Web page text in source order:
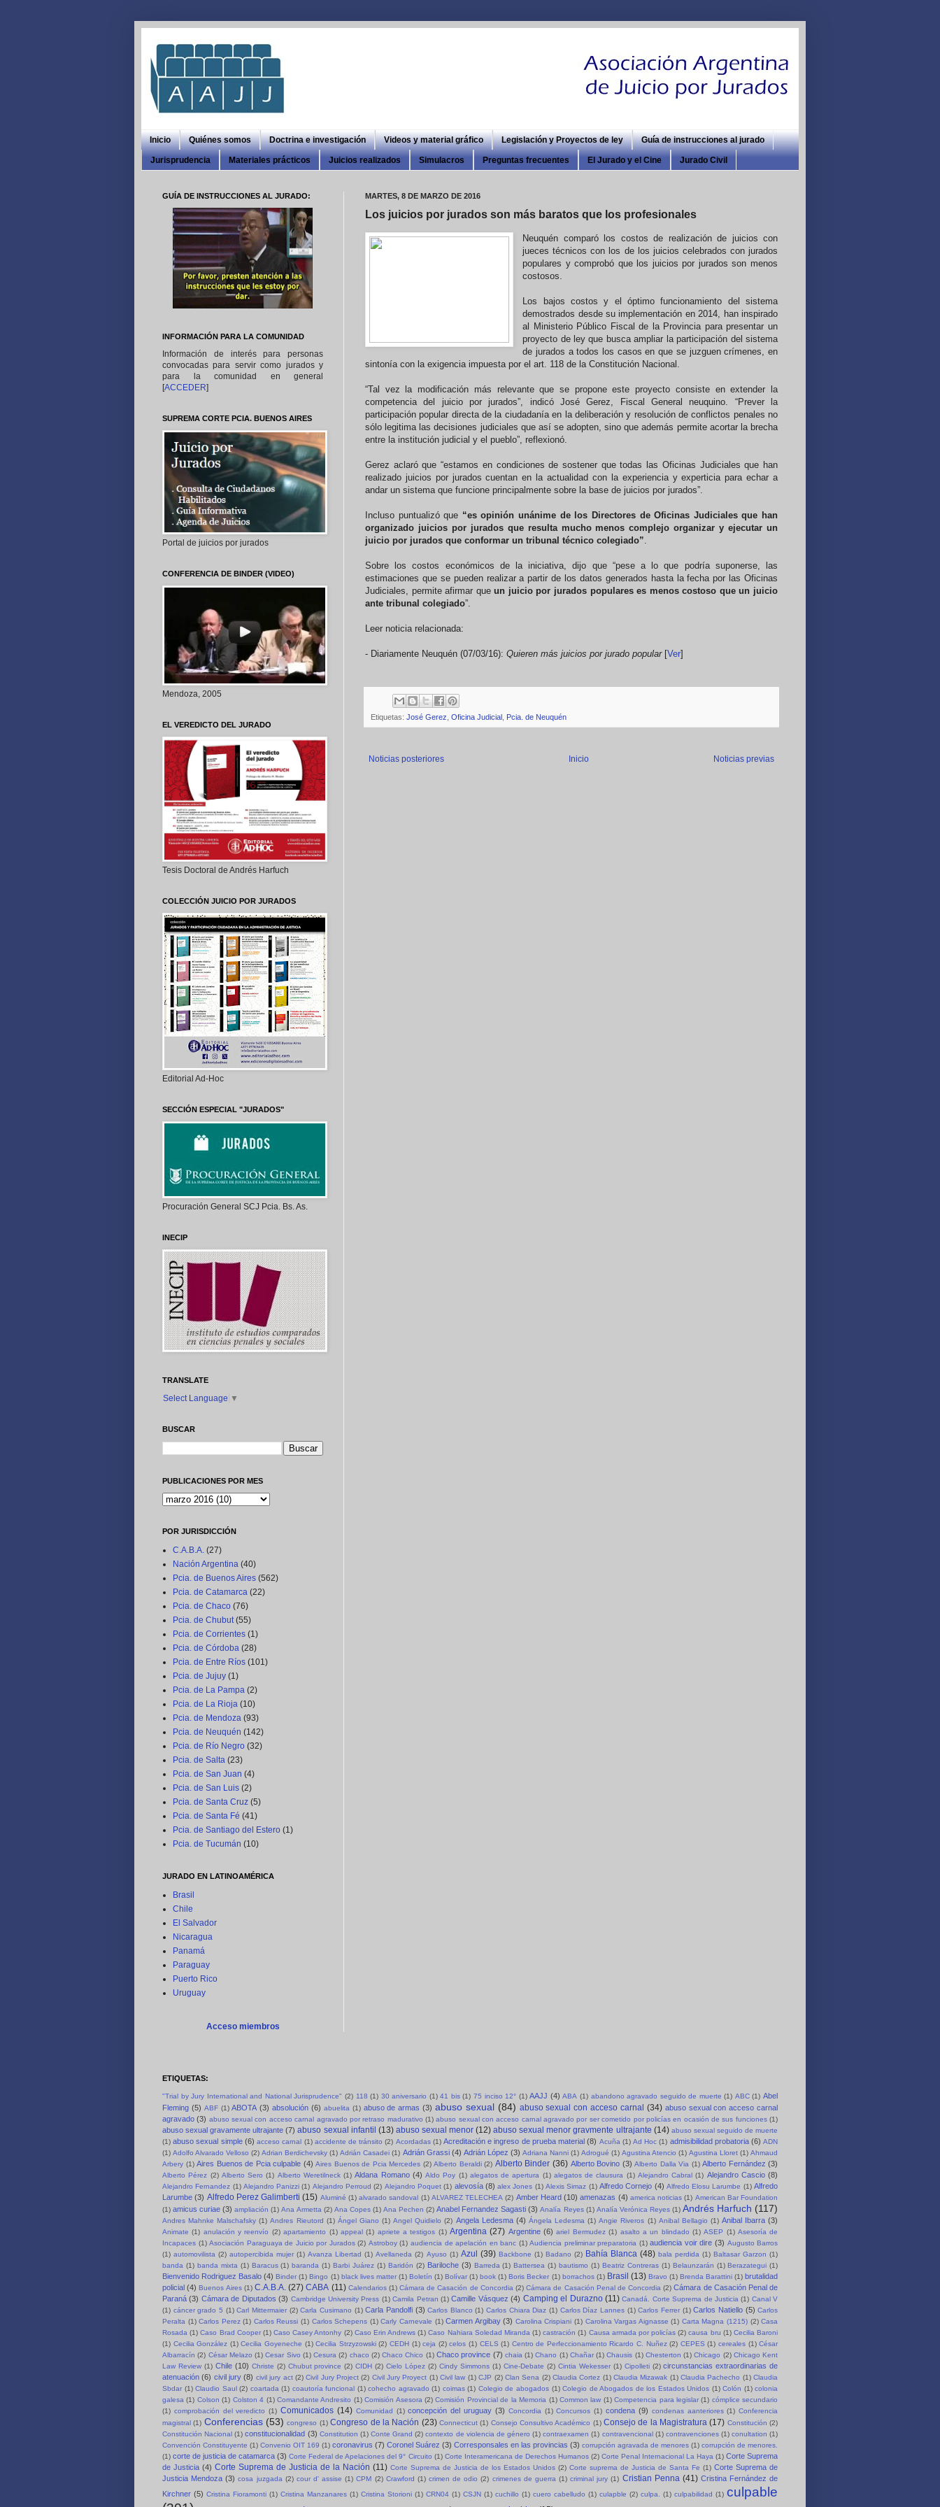
Inicio Quiénes somos Doctrina e investigación Videos y material gráfico Legislación y Proyectos de ley Guía de instrucciones al jurado
Jurisprudencia Materiales prácticos Juicios realizados Simulacros Preguntas frecuentes El Jurado y el Cine Jurado Civil
MARTES, 8 DE MARZO DE 2016
Los juicios por jurados son más baratos que los profesionales
Neuquén comparó los costos de realización de juicios con
jueces técnicos con los de los juicios celebrados con jurados
populares y comprobó que los juicios por jurados son menos
costosos.
Los bajos costos y el óptimo funcionamiento del sistema
demostrados desde su implementación en 2014, han inspirado
al Ministerio Público Fiscal de la Provincia para presentar un
proyecto de ley que busca ampliar la participación del sistema
de jurados a todos los casos en que se juzguen crímenes, en
sintonía con la exigencia impuesta por el art. 118 de la Constitución Nacional.
“Tal vez la modificación más relevante que se propone este proyecto consiste en extender la
competencia del juicio por jurados”, indicó José Gerez, Fiscal General neuquino. “Prever la
participación popular directa de la ciudadanía en la deliberación y resolución de conflictos penales no
sólo legitima las decisiones judiciales que así se adopten, sino que además permite acortar la brecha
entre la institución judicial y el pueblo”, reflexionó.
Gerez aclaró que “estamos en condiciones de sostener que todas las Oficinas Judiciales que han
realizado juicios por jurados cuentan en la actualidad con la experiencia y experticia para echar a
andar un sistema que funcione principalmente sobre la base de juicios por jurados”.
Incluso puntualizó que “es opinión unánime de los Directores de Oficinas Judiciales que han
organizado juicios por jurados que resulta mucho menos complejo organizar y ejecutar un
juicio por jurados que conformar un tribunal técnico colegiado”
Sobre los costos económicos de la iniciativa, dijo que “pese a lo que podría suponerse, las
estimaciones que se pueden realizar a partir de los datos generados hasta la fecha por las Oficinas
Judiciales, permite afirmar queun juicio por jurados populares es menos costoso que un juicio
ante tribunal colegiado”.
Leer noticia relacionada:
- Diariamente Neuquén (07/03/16): Quieren más juicios por jurado popular[Ver]
Etiquetas: José Gerez Oficina Judicial Pcia. de Neuquén
Noticias posteriores Noticias previas
Inicio
GUÍA DE INSTRUCCIONES AL JURADO:
INFORMACIÓN PARA LA COMUNIDAD
Información de interés para personas
convocadas para servir como jurados y
para la comunidad en general
[ACCEDER]
SUPREMA CORTE PCIA. BUENOS AIRES
Portal de juicios por jurados
CONFERENCIA DE BINDER (VIDEO)
Mendoza, 2005
EL VEREDICTO DEL JURADO
Tesis Doctoral de Andrés Harfuch
COLECCIÓN JUICIO POR JURADOS
Editorial Ad-Hoc
SECCIÓN ESPECIAL "JURADOS"
Procuración General SCJ Pcia. Bs. As.
INECIP
TRANSLATE
Select Language ▼
BUSCAR
PUBLICACIONES POR MES
POR JURISDICCIÓN
C.A.B.A. (27)
Nación Argentina (40)
Pcia. de Buenos Aires (562)
Pcia. de Catamarca (22)
Pcia. de Chaco (76)
Pcia. de Chubut (55)
Pcia. de Corrientes (1)
Pcia. de Córdoba (28)
Pcia. de Entre Ríos (101)
Pcia. de Jujuy (1)
Pcia. de La Pampa (2)
Pcia. de La Rioja (10)
Pcia. de Mendoza (93)
Pcia. de Neuquén (142)
Pcia. de Río Negro (32)
Pcia. de Salta (23)
Pcia. de San Juan (4)
Pcia. de San Luis (2)
Pcia. de Santa Cruz (5)
Pcia. de Santa Fé (41)
Pcia. de Santiago del Estero (1)
Pcia. de Tucumán (10)
JURADO EN LATINOAMÉRICA
Brasil
Chile
El Salvador
Nicaragua
Panamá
Paraguay
Puerto Rico
Uruguay
Acceso miembros
ETIQUETAS:
"Trial by Jury International and National Jurisprudence" (2) 118 (1) 30 aniversario (1) 41 bis (1) 75 inciso 12° (1) AAJJ (4) ABA (1) abandono agravado seguido de muerte (1) ABC (1) Abel
Fleming (5) ABF (1) ABOTA (3) absolución (6) abuelita (1) abuso de armas (3) abuso sexual (84) abuso sexual con acceso carnal (34) abuso sexual con acceso carnal
agravado (3) abuso sexual con acceso carnal agravado por retraso madurativo (1) abuso sexual con acceso carnal agravado por ser cometido por policías en ocasión de sus funciones (1)
abuso sexual gravamente ultrajante (7) abuso sexual infantil (13) abuso sexual menor (12) abuso sexual menor gravmente ultrajante (14) abuso sexual seguido de muerte
(1) abuso sexual simple (6) acceso carnal (1) accidente de tránsito (2) Acordadas (1) Acreditación e ingreso de prueba material (8) Acuña (1) Ad Hoc (1) admisibilidad probatoria (6) ADN
(1) Adolfo Alvarado Velloso (2) Adrian Berdichevsky (1) Adrián Casadei (1) Adrián Grassi (4) Adrián López (3) Adriana Nanni (1) Adrogué (1) Agustina Atencio (1) Agustina Lloret (1) Ahmaud
Arbery (1) Aires Buenos de Pcia culpable (4) Aires Buenos de Pcia Mercedes (2) Alberto Beraldi (2) Alberto Binder (36) Alberto Bovino (3) Alberto Dalla Via (1) Alberto Fernández (3)
Alberto Pérez (2) Alberto Sero (1) Alberto Weretilneck (1) Aldana Romano (4) Aldo Poy (1) alegatos de apertura (1) alegatos de clausura (1) Alejandro Cabral (1) Alejandro Cascio (8)
Alejandro Fernandez (1) Alejandro Panizzi (1) Alejandro Perroud (2) Alejandro Poquet (1) alevosía (8) alex Jones (1) Alexis Simaz (1) Alfredo Cornejo (4) Alfredo Elosu Larumbe (1) Alfredo
Larumbe (3) Alfredo Perez Galimberti (15) Aluminé (1) alvarado sandoval (1) ALVAREZ TELECHEA (2) Amber Heard (10) amenazas (4) america noticias (1) American Bar Foundation
(1) amicus curiae (3) ampliación (1) Ana Armetta (2) Ana Copes (1) Ana Pechen (2) Anabel Fernandez Sagasti (3) Analía Reyes (1) Analía Verónica Reyes (1) Andrés Harfuch (117)
Andres Mahnke Malschafsky (1) Andres Rieutord (1) Ángel Giano (1) Angel Quidielo (2) Angela Ledesma (4) Ángela Ledesma (1) Angie Riveros (1) Anibal Bellagio (1) Anibal Ibarra (3)
Animate (1) anulación y reenvío (2) apartamiento (1) appeal (1) apriete a testigos (1) Argentina (27) Argentine (6) ariel Bermudez (1) asalto a un blindado (1) ASEP (1) Asesoría de
Incapaces (1) Asociación Paraguaya de Juicio por Jurados (2) Astroboy (1) audiencia de apelación en banc (1) Audiencia preliminar preparatoria (1) audiencia voir dire (3) Augusto Barros
(1) automovilista (2) autopercibida mujer (1) Avanza Libertad (1) Avellaneda (2) Ayuso (1) Azul (39) Backbone (1) Badano (2) Bahía Blanca (48) bala perdida (1) Baltasar Garzon (1)
banda (1) banda mixta (1) Baracus (1) baranda (1) Barbi Juárez (1) Baridón (2) Bariloche (3) Barreda (1) Battersea (1) bautismo (1) Beatriz Contreras (1) Belaunzarán (1) Berazategui (1)
Bienvenido Rodriguez Basalo (4) Binder (1) Bingo (1) black lives matter (1) Boletín (1) Bolívar (1) book (1) Boris Becker (1) borrachos (1) Brasil (13) Bravo (1) Brenda Barattini (1) brutalidad
policial (4) Buenos Aires (1) C.A.B.A. (27) CABA (11) Calendarios (1) Cámara de Casación de Concordia (2) Cámara de Casación Penal de Concordia (2) Cámara de Casación Penal de
Paraná (3) Cámara de Diputados (3) Cambridge University Press (1) Camila Petran (1) Camille Vásquez (4) Camping el Durazno (11) Canadá. Corte Suprema de Justicia (1) Canal V
(1) cáncer grado 5 (1) Carl Mittermaier (2) Carla Cusimano (1) Carla Pandolfi (3) Carlos Blanco (1) Carlos Chiara Diaz (1) Carlos Díaz Lannes (1) Carlos Ferrer (1) Carlos Natiello (5) Carlos
Peralta (1) Carlos Perez (1) Carlos Reussi (1) Carlos Schepens (1) Carly Carnevale (1) Carmen Argibay (3) Carolina Crispiani (1) Carolina Vargas Aignasse (1) Carta Magna (1215) (2) Casa
Rosada (1) Caso Brad Cooper (1) Caso Casey Antonhy (2) Caso Erin Andrews (1) Caso Nahiara Soledad Miranda (1) castración (1) Causa armada por policías (2) causa bru (1) Cecilia Baroni
(1) Cecilia González (1) Cecilia Goyeneche (1) Cecilia Strzyzowski (2) CEDH (1) ceja (2) celos (1) CELS (1) Centro de Perfeccionamiento Ricardo C. Nuñez (2) CEPES (1) cereales (1) César
Albarracín (2) César Melazo (1) Cesar Sivo (1) Cesura (2) chaco (2) Chaco Chico (1) Chaco province (7) chaia (1) Chano (1) Chañar (1) Chausis (1) Chesterton (1) Chicago (2) Chicago Kent
Law Review (1) Chile (10) Christe (2) Chubut province (2) CIDH (2) Cielo López (2) Cindy Simmons (1) Cine-Debate (2) Cintia Wekesser (1) Cipolleti (2) circunstancias extraordinarias de
atenuación (6) civil jury (8) civil jury act (2) Civil Jury Project (2) Civil Jury Proyect (1) Civil law (1) CJP (2) Clan Sena (2) Claudia Cortez (1) Claudia Mizawak (1) Claudia Pachecho (1) Claudia
Sbdar (1) Claudio Saul (2) coartada (1) coautoría funcional (1) cohecho agravado (1) coimas (1) Colegio de abogados (1) Colegio de Abogados de los Estados Unidos (1) Colón (1) colonia
galesa (1) Colson (1) Colston 4 (1) Comandante Andresito (1) Comisión Asesora (2) Comisión Provincial de la Memoria (1) Common law (1) Competencia para legislar (1) cómplice secundario
(1) comprobación del veredicto (1) Comunicados (14) Comunidad (1) concepción del uruguay (3) Concordia (1) Concursos (1) condena (9) condenas aanteriores (1) Conferencia
magistral (1) Conferencias (53) congreso (1) Congreso de la Nación (23) Connecticut (1) Consejo Consultivo Académico (1) Consejo de la Magistratura (17) Constitución (2)
Constitución Nacional (1) constitucionalidad (3) Constitution (1) Conte Grand (2) contexto de violencia de género (1) contraexamen (1) contravencional (1) contravenciones (1) conultation (1)
Convención Constituyente (1) Convenio OIT 169 (1) coronavirus (7) Coronel Suárez (3) Corresponsales en las provincias (3) corrupción agravada de menores (1) corrupción de menores.
(1) corte de justicia de catamarca (3) Corte Federal de Apelaciones del 9° Circuito (1) Corte Interamericana de Derechos Humanos (2) Corte Penal Internacional La Haya (1) Corte Suprema
de Justicia (4) Corte Suprema de Justicia de la Nación (11) Corte Suprema de Justicia de los Estados Unidos (2) Corte suprema de Justicia de Santa Fe (1) Corte Suprema de
Justicia Mendoza (3) cosa juzgada (2) cour d' assise (1) CPM (2) Crawford (1) crimen de odio (2) crimenes de guerra (1) criminal jury (1) Cristian Penna (41) Cristina Fernández de
Kirchner (5) Cristina Fioramonti (1) Cristina Manzanares (1) Cristina Storioni (1) CRN04 (1) CSJN (1) cuchillo (1) cuero cabelludo (1) culapble (2) culpa. (1) culpabilidad (1) culpable